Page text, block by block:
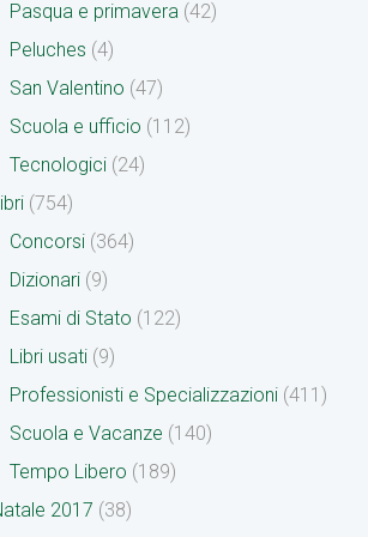
Pasqua e primavera (42)
Peluches (4)
San Valentino (47)
Scuola e ufficio (112)
Tecnologici (24)
(754)
Concorsi (364)
Dizionari (9)
Esami di Stato (122)
Libri usati (9)
Professionisti e Specializzazioni (411)
Scuola e Vacanze (140)
Tempo Libero (189)
2017 (38)